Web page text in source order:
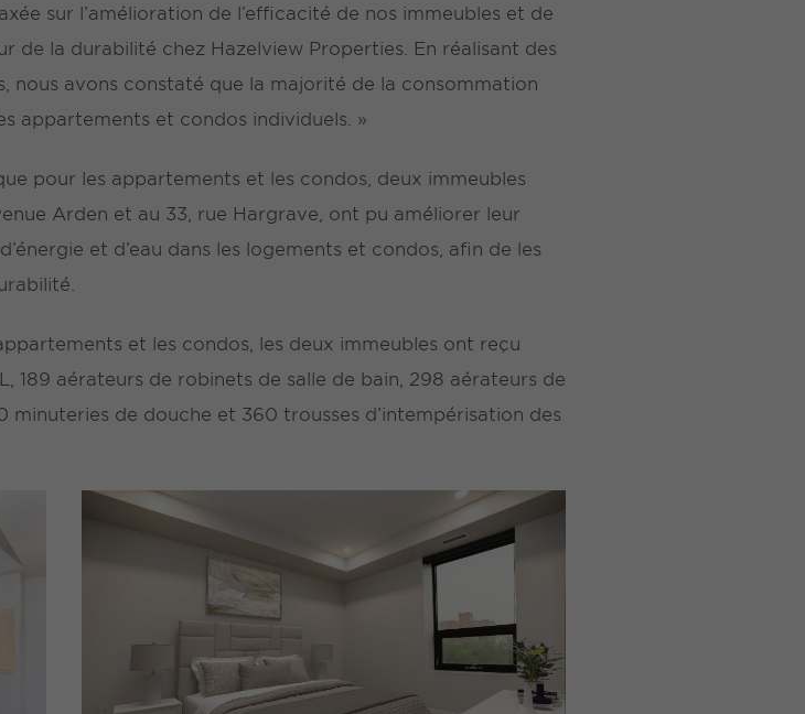
sur l’amélioration de l’efficacité de nos immeubles et de
de la durabilité chez Hazelview Properties. En réalisant des
nous avons constaté que la majorité de la consommation
appartements et condos individuels. »
pour les appartements et les condos, deux immeubles
Arden et au 33, rue Hargrave, ont pu améliorer leur
et d’eau dans les logements et condos, afin de les
et les condos, les deux immeubles ont reçu
189 aérateurs de robinets de salle de bain, 298 aérateurs de
minuteries de douche et 360 trousses d’intempérisation des